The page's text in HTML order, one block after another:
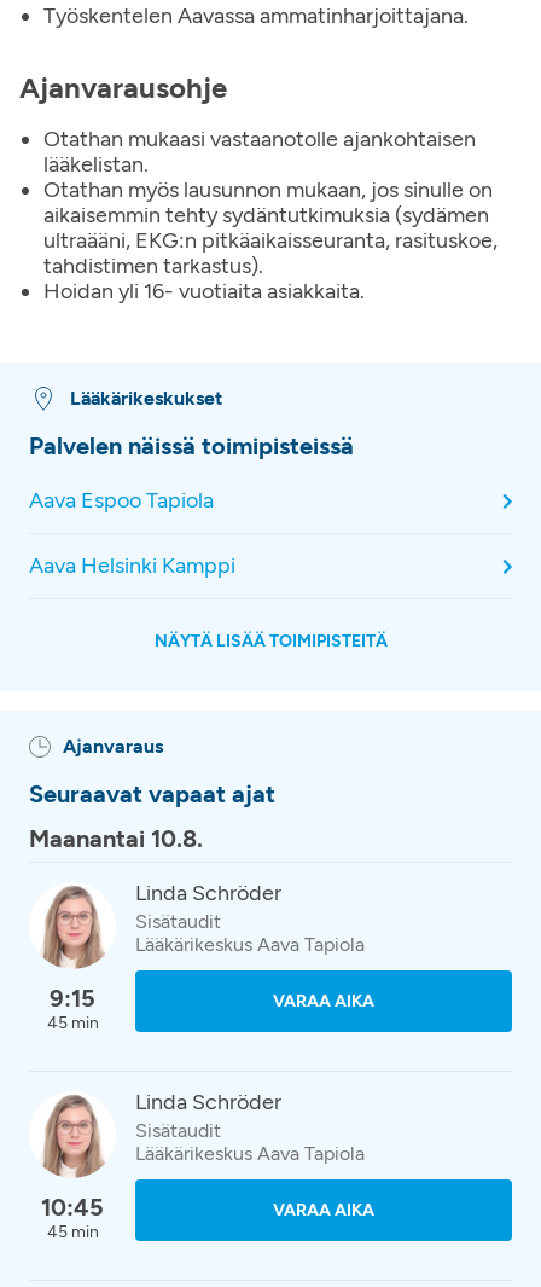
Työskentelen Aavassa ammatinharjoittajana.
Ajanvarausohje
Otathan mukaasi vastaanotolle ajankohtaisen
lääkelistan.
Otathan myös lausunnon mukaan, jos sinulle on
aikaisemmin tehty sydäntutkimuksia (sydämen
ultraääni, EKG:n pitkäaikaisseuranta, rasituskoe,
tahdistimen tarkastus).
Hoidan yli 16- vuotiaita asiakkaita.
Lääkärikeskukset
Palvelen näissä toimipisteissä
Aava Espoo Tapiola
Aava Helsinki Kamppi
NÄYTÄ LISÄÄ TOIMIPISTEITÄ
Ajanvaraus
Seuraavat vapaat ajat
Maanantai 10.8.
9:15
45 min
Linda Schröder
Sisätaudit
Lääkärikeskus Aava Tapiola
VARAA AIKA
10:45
45 min
Linda Schröder
Sisätaudit
Lääkärikeskus Aava Tapiola
VARAA AIKA